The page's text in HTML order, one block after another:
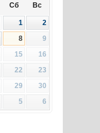
Сб Вс
1
2
8
9
15
16
22
23
29
30
5 6